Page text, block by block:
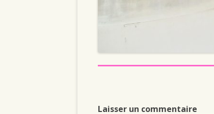
Laisser un commentaire